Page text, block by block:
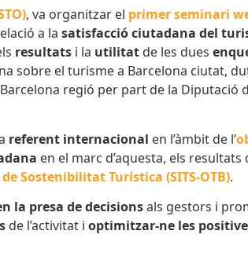
), va organitzar el primer seminari
a la satisfacció ciutadana del
resultats i la utilitat de les dues
sobre el turisme a Barcelona ciutat,
regió per part de la Diputació
referent internacional en l’àmbit de l’
en el marc d’aquesta, els
Sostenibilitat Turística (SITS-OTB).
la presa de decisionsals gestors i
de l’activitat i optimitzar-ne les